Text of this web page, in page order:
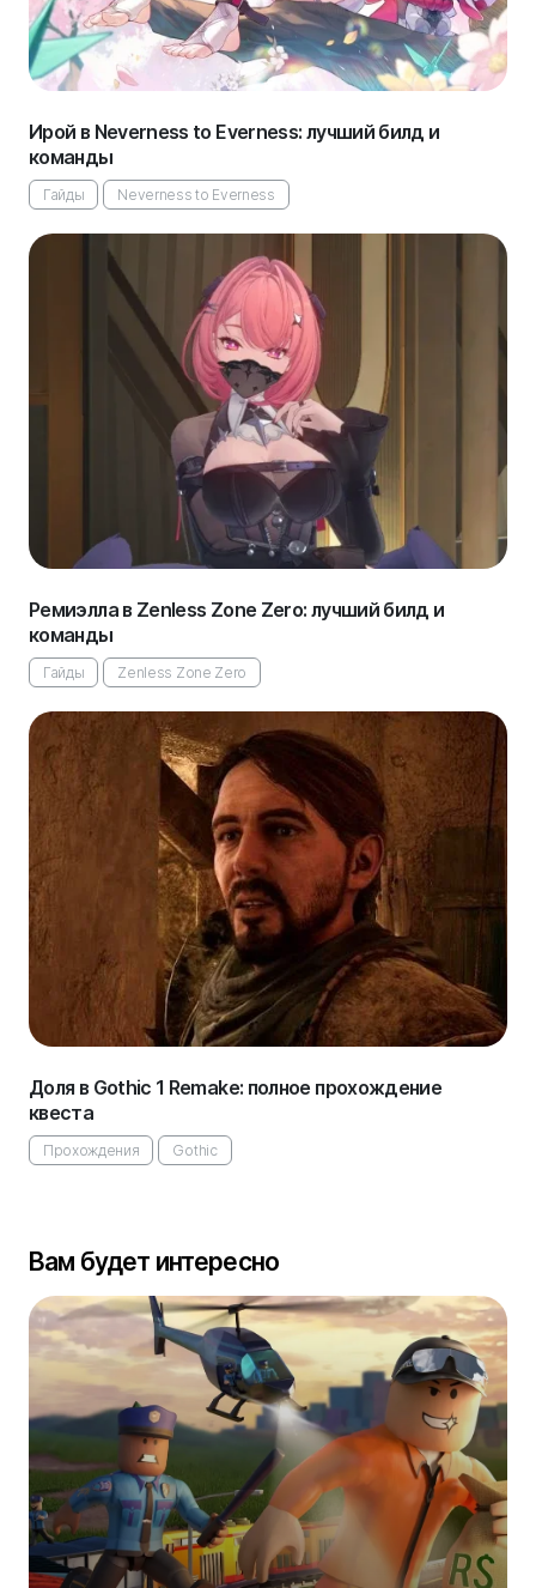
Ирой в Neverness to Everness: лучший билд и
команды
Гайды Neverness to Everness
Ремиэлла в Zenless Zone Zero: лучший билд и
команды
Гайды Zenless Zone Zero
Доля в Gothic 1 Remake: полное прохождение
квеста
Прохождения Gothic
Вам будет интересно